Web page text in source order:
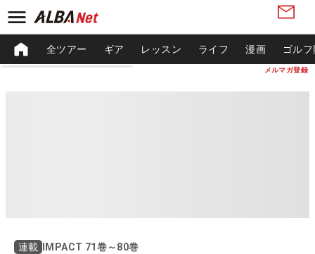
メルマガ登録
全ツアー ギア レッスン ライフ 漫画 ゴル
連載 IMPACT 71巻～80巻